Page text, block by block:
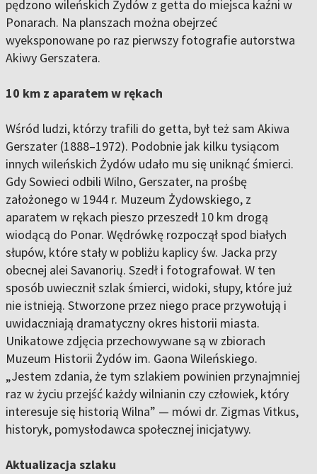
pędzono wileńskich Żydów z getta do miejsca kaźni w
Ponarach. Na planszach można obejrzeć
wyeksponowane po raz pierwszy fotografie autorstwa
Akiwy Gerszatera.
10 km z aparatem w rękach
Wśród ludzi, którzy trafili do getta, był też sam Akiwa
Gerszater (1888–1972). Podobnie jak kilku tysiącom
innych wileńskich Żydów udało mu się uniknąć śmierci.
Gdy Sowieci odbili Wilno, Gerszater, na prośbę
założonego w 1944 r. Muzeum Żydowskiego, z
aparatem w rękach pieszo przeszedł 10 km drogą
wiodącą do Ponar. Wędrówkę rozpoczął spod białych
słupów, które stały w pobliżu kaplicy św. Jacka przy
obecnej alei Savanorių. Szedł i fotografował. W ten
sposób uwiecznił szlak śmierci, widoki, słupy, które już
nie istnieją. Stworzone przez niego prace przywołują i
uwidaczniają dramatyczny okres historii miasta.
Unikatowe zdjęcia przechowywane są w zbiorach
Muzeum Historii Żydów im. Gaona Wileńskiego.
„Jestem zdania, że tym szlakiem powinien przynajmniej
raz w życiu przejść każdy wilnianin czy człowiek, który
interesuje się historią Wilna” — mówi dr. Zigmas Vitkus,
historyk, pomysłodawca społecznej inicjatywy.
Aktualizacja szlaku